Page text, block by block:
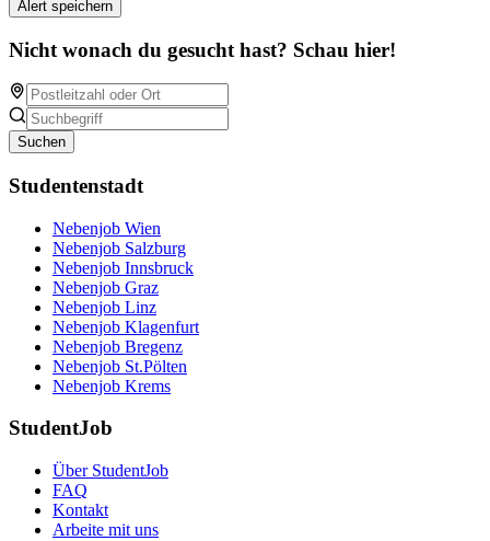
Alert speichern
Nicht wonach du gesucht hast? Schau hier!
Suchen
Studentenstadt
Nebenjob Wien
Nebenjob Salzburg
Nebenjob Innsbruck
Nebenjob Graz
Nebenjob Linz
Nebenjob Klagenfurt
Nebenjob Bregenz
Nebenjob St.Pölten
Nebenjob Krems
StudentJob
Über StudentJob
FAQ
Kontakt
Arbeite mit uns